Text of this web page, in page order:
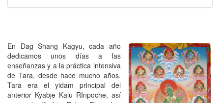
En Dag Shang Kagyu, cada año
dedicamos unos días a las
enseñanzas y a la práctica intensiva
de Tara, desde hace mucho años.
Tara era el yidam principal del
anterior Kyabje Kalu RInpoche, así